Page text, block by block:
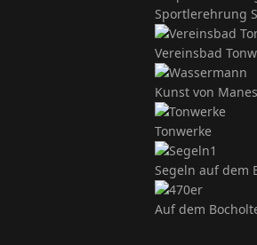
Sportlerehrung
Vereinsbad
Kunst von
Tonwerke
Segeln auf dem
Auf dem